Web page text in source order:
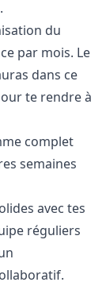
du
par mois. Le
dans ce
te rendre à
complet
semaines
avec tes
réguliers